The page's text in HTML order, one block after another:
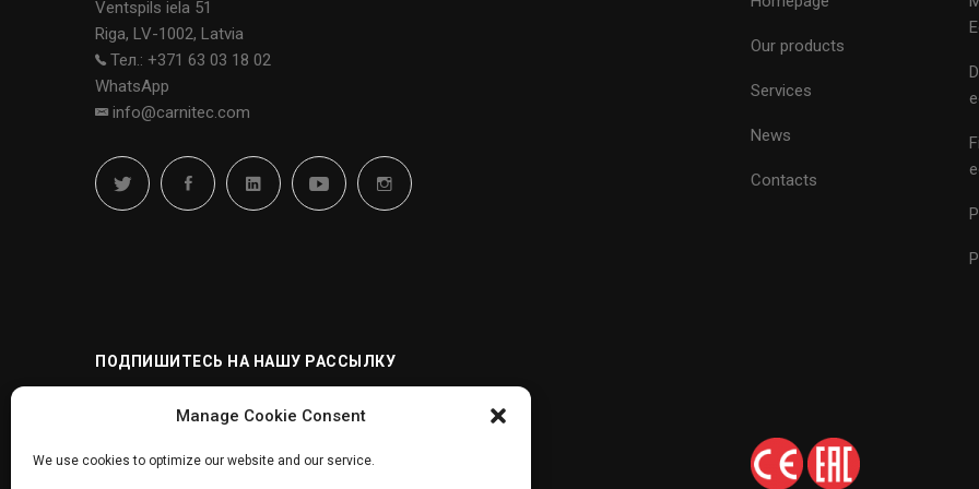
Manage Cookie Consent
We use cookies to optimize our website and our service.
Ventspils iela 51
Riga, LV-1002, Latvia
Тел.: +371 63 03 18 02
WhatsApp
info@carnitec.com
Our products
Services
News
Contacts
ПОДПИШИТЕСЬ НА НАШУ РАССЫЛКУ